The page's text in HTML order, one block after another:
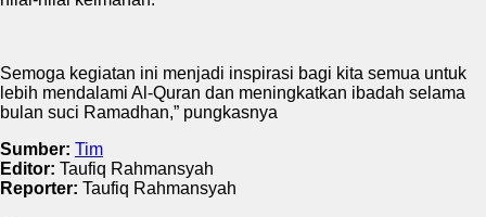
Semoga kegiatan ini menjadi inspirasi bagi kita semua untuk
lebih mendalami Al-Quran dan meningkatkan ibadah selama
bulan suci Ramadhan,” pungkasnya
Sumber: Tim
Editor: Taufiq Rahmansyah
Reporter: Taufiq Rahmansyah